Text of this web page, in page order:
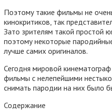
Поэтому такие фильмы не
кинокритиков, так
Зато зрителям такой простой
поэтому некоторые
лучше самих оригиналов.
Сегодня мировой
фильмы с нелепейшими
снимать пародии на них было
Содержание